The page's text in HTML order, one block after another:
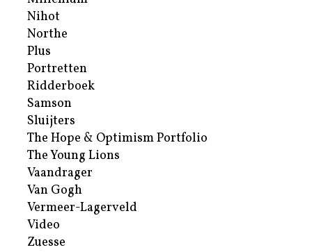
Nihot
Northe
Plus
Portretten
Ridderboek
Samson
Sluijters
The Hope & Optimism Portfolio
The Young Lions
Vaandrager
Van Gogh
Vermeer-Lagerveld
Video
Zuesse